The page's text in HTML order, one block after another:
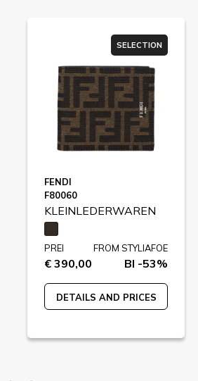
SELECTION
FENDI
F80060
KLEINLEDERWAREN
PREI
€ 390,00
FROM STYLIAFOE
BI -53%
DETAILS AND PRICES